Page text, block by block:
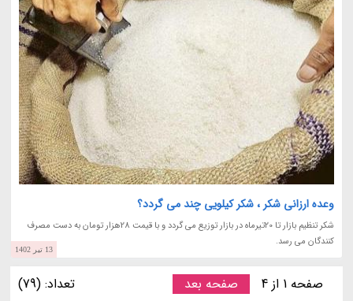
وعده ارزانی شکر ، شکر کیلویی چند می گردد؟
شکر تنظیم بازار تا 20تیرماه در بازار توزیع می گردد و با قیمت 28هزار تومان به دست مصرف
کنندگان می رسد.
13 تیر 1402
صفحه 1 از 4 صفحه بعد تعداد: (79)